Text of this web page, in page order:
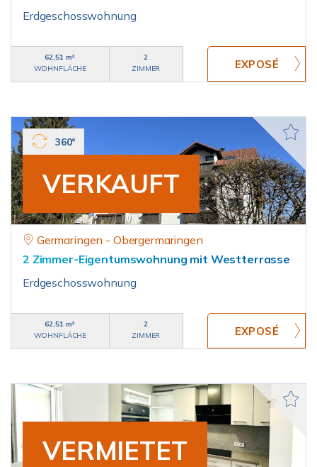
Erdgeschosswohnung
62,51 m²
WOHNFLÄCHE
2
ZIMMER
VERKAUFT
360°
Germaringen - Obergermaringen
2 Zimmer-Eigentumswohnung mit Westterrasse
Erdgeschosswohnung
62,51 m²
WOHNFLÄCHE
2
ZIMMER
VERMIETET